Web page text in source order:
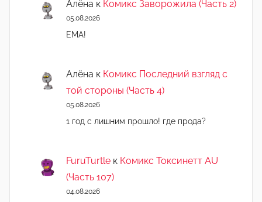
Алёна к Комикс Заворожила (Часть 2)
05.08.2026
ЕМА!
Алёна к Комикс Последний взгляд с
той стороны (Часть 4)
05.08.2026
1 год с лишним прошло! где прода?
FuruTurtle к Комикс Токсинетт AU
(Часть 107)
04.08.2026